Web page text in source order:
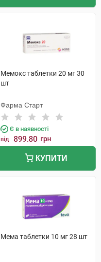
Мемокс таблетки 20 мг 30
шт
Фарма Старт
Є в наявності
від 899.80 грн
КУПИТИ
Мема таблетки 10 мг 28 шт